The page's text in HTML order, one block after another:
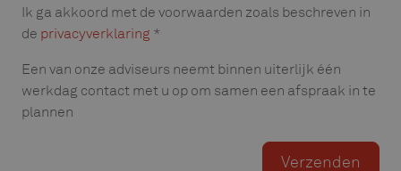
Ik ga akkoord met de voorwaarden zoals beschreven in
de privacyverklaring *
Een van onze adviseurs neemt binnen uiterlijk één
werkdag contact met u op om samen een afspraak in te
plannen